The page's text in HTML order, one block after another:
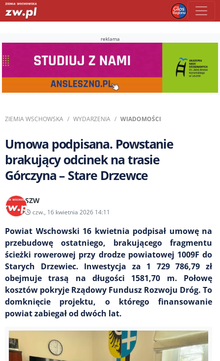
reklama
ZIEMIA WSCHOWSKA WYDARZENIA WIADOMOŚCI
Umowa podpisana. Powstanie
brakujący odcinek na trasie
Górczyna – Stare Drzewce
SZW
czw., 16 kwietnia 2026 14:11
Powiat Wschowski 16 kwietnia podpisał umowę na
przebudowę ostatniego, brakującego fragmentu
ścieżki rowerowej przy drodze powiatowej 1009F do
Starych Drzewiec. Inwestycja za 1 729 786,79 zł
obejmuje trasą na długości 1581,70 m. Połowę
kosztów pokryje Rządowy Fundusz Rozwoju Dróg. To
domknięcie projektu, o którego finansowanie
powiat zabiegał od dwóch lat.